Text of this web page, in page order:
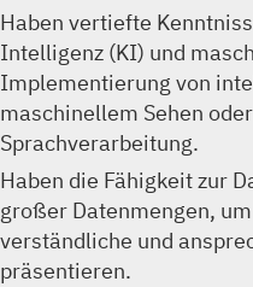
Haben vertiefte
Intelligenz (KI) und
Implementierung von
maschinellem Sehen
Sprachverarbeitung.
Haben die Fähigkeit zur
großer Datenmengen,
verständliche und
präsentieren.